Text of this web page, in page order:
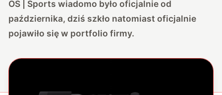
OS | Sports wiadomo było oficjalnie od
października, dziś szkło natomiast oficjalnie
pojawiło się w portfolio firmy.